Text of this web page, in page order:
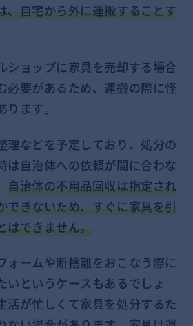
、自宅から外に運搬することす
ショップに家具を売却する場合
必要があるため、運搬の際に怪
ます。
理などを予定しており、処分の
は自治体への依頼が間に合わな
自治体の不用品回収は指定され
できないため、すぐに家具を引
はできません。
ォームや断捨離をおこなう際に
いというケースもあるでしょ
活が忙しくて家具を処分するた